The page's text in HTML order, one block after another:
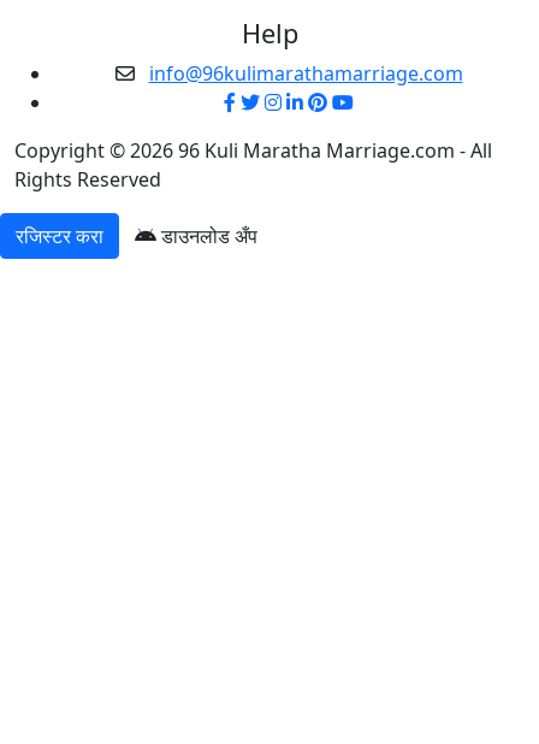
Help
info@96kulimarathamarriage.com
Copyright © 2026 96 Kuli Maratha Marriage.com - All
Rights Reserved
रजिस्टर करा डाउनलोड अँप